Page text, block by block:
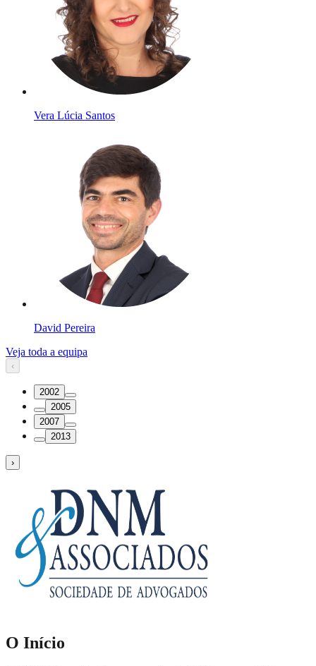
Vera Lúcia Santos
David Pereira
Veja toda a equipa
‹
2002
2005
2007
2013
›
O Início